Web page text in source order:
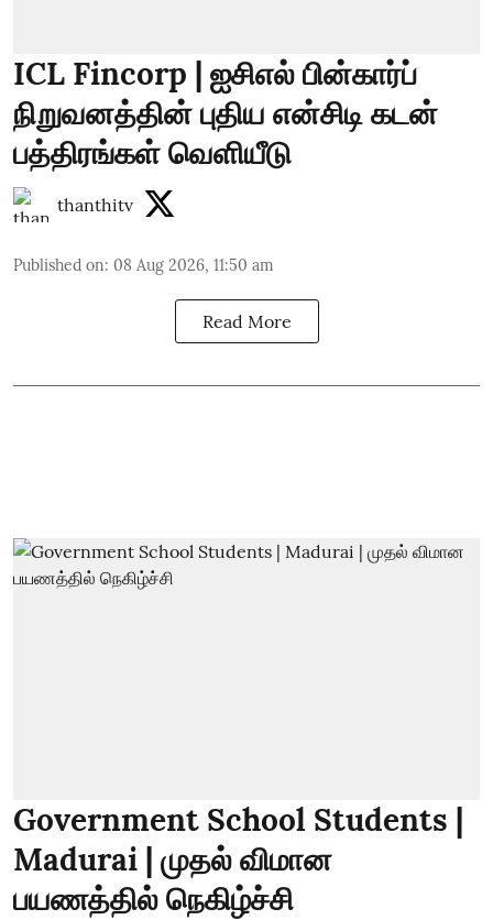
ICL Fincorp | ஐசிஎல் பின்கார்ப்
நிறுவனத்தின் புதிய என்சிடி கடன்
பத்திரங்கள் வெளியீடு
thanthitv
Published on: 08 Aug 2026, 11:50 am
Read More
Government School Students |
Madurai | முதல் விமான
பயணத்தில் நெகிழ்ச்சி